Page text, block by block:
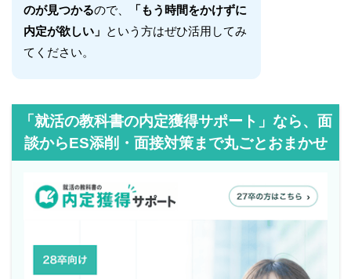
のが見つかるので、
「もう時間をかけずに
内定が欲しい」 という方はぜひ活用してみ
てください。
「就活の教科書の内定獲得サポート」なら、面
談からES添削・面接対策まで丸ごとおまかせ